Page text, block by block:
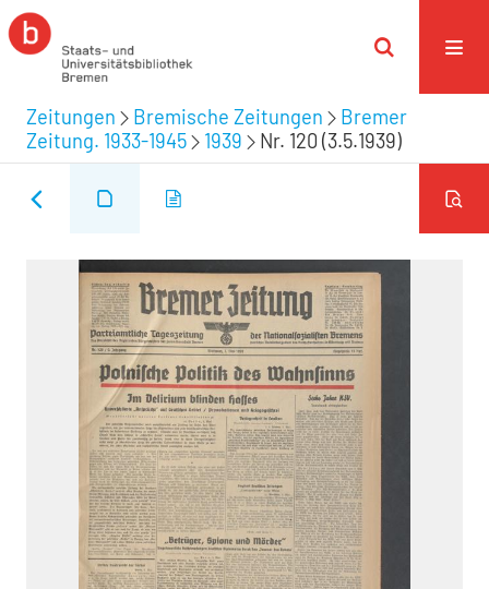
Zeitungen Bremische Zeitungen
Bremer
Zeitung. 1933-1945
1939 Nr. 120 (3.5.1939)